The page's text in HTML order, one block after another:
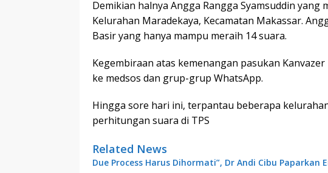
Demikian halnya Angga Rangga Syamsuddin yang
Kelurahan Maradekaya, Kecamatan Makassar.
Basir yang hanya mampu meraih 14 suara.
Kegembiraan atas kemenangan pasukan
ke medsos dan grup-grup WhatsApp.
Hingga sore hari ini, terpantau beberapa
perhitungan suara di TPS
Related News
Due Process Harus Dihormati”, Dr Andi Cibu Paparkan